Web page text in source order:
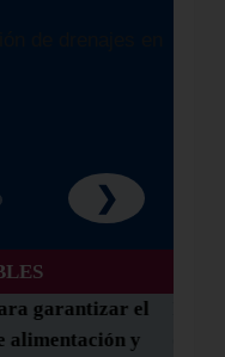
❯
garantizar el
alimentación y